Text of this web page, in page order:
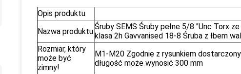
Opis produktu
Nazwa produktu
Śruby SEMS Śruby pełne 5/8 "Unc Torx
klasa 2h Gavvanised 18-8 Śruba z łbem
Rozmiar, który
może być
zimny!
M1-M20 Zgodnie z rysunkiem
długość może wynosić 300 mm